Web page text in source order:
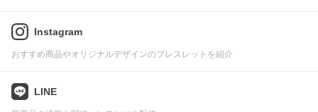
Instagram
おすすめ商品やオリジナルデザインのブレスレットを紹介
LINE